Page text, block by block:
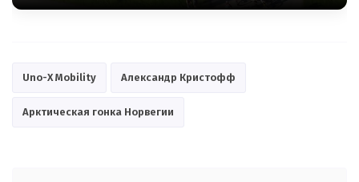
Uno-X Mobility Александр Кристофф
Арктическая гонка Норвегии